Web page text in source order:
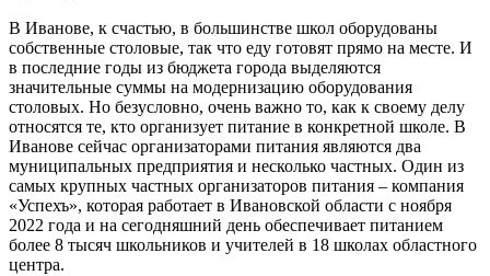
В Иванове, к счастью, в большинстве школ оборудованы
собственные столовые, так что еду готовят прямо на месте. И
в последние годы из бюджета города выделяются
значительные суммы на модернизацию оборудования
столовых. Но безусловно, очень важно то, как к своему делу
относятся те, кто организует питание в конкретной школе. В
Иванове сейчас организаторами питания являются два
муниципальных предприятия и несколько частных. Один из
самых крупных частных организаторов питания – компания
«Успехъ», которая работает в Ивановской области с ноября
2022 года и на сегодняшний день обеспечивает питанием
более 8 тысяч школьников и учителей в 18 школах областного
центра.